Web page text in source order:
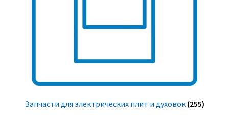
Запчасти для электрических плит и духовок (255)